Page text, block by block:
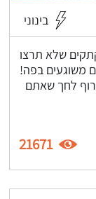
בינוני
שלא תרצו
משוגעים בפה!
לחך שאתם
21671